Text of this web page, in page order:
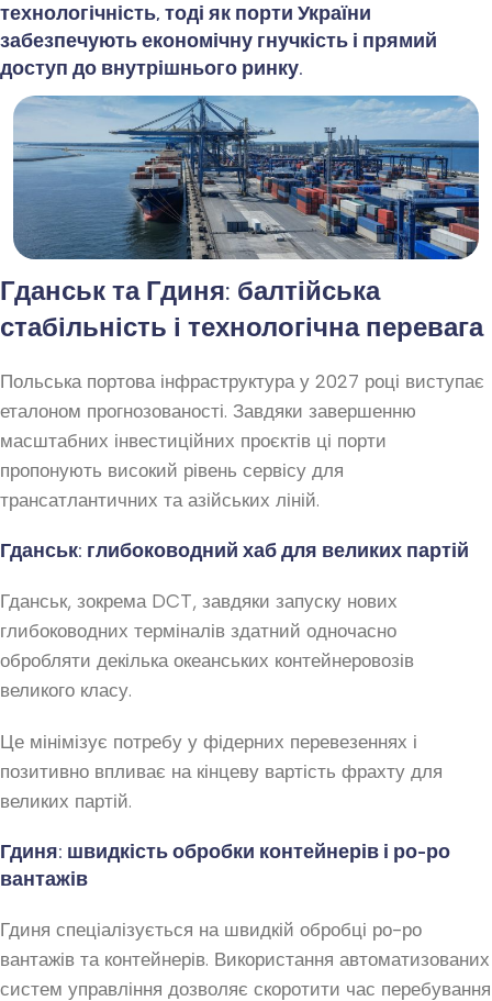
технологічність, тоді як порти України
забезпечують економічну гнучкість і прямий
доступ до внутрішнього ринку.
Гданськ та Гдиня: балтійська
стабільність і технологічна перевага
Польська портова інфраструктура у 2027 році виступає
еталоном прогнозованості. Завдяки завершенню
масштабних інвестиційних проєктів ці порти
пропонують високий рівень сервісу для
трансатлантичних та азійських ліній.
Гданськ: глибоководний хаб для великих партій
Гданськ, зокрема DCT, завдяки запуску нових
глибоководних терміналів здатний одночасно
обробляти декілька океанських контейнеровозів
великого класу.
Це мінімізує потребу у фідерних перевезеннях і
позитивно впливає на кінцеву вартість фрахту для
великих партій.
Гдиня: швидкість обробки контейнерів і ро-ро
вантажів
Гдиня спеціалізується на швидкій обробці ро-ро
вантажів та контейнерів. Використання автоматизованих
систем управління дозволяє скоротити час перебування